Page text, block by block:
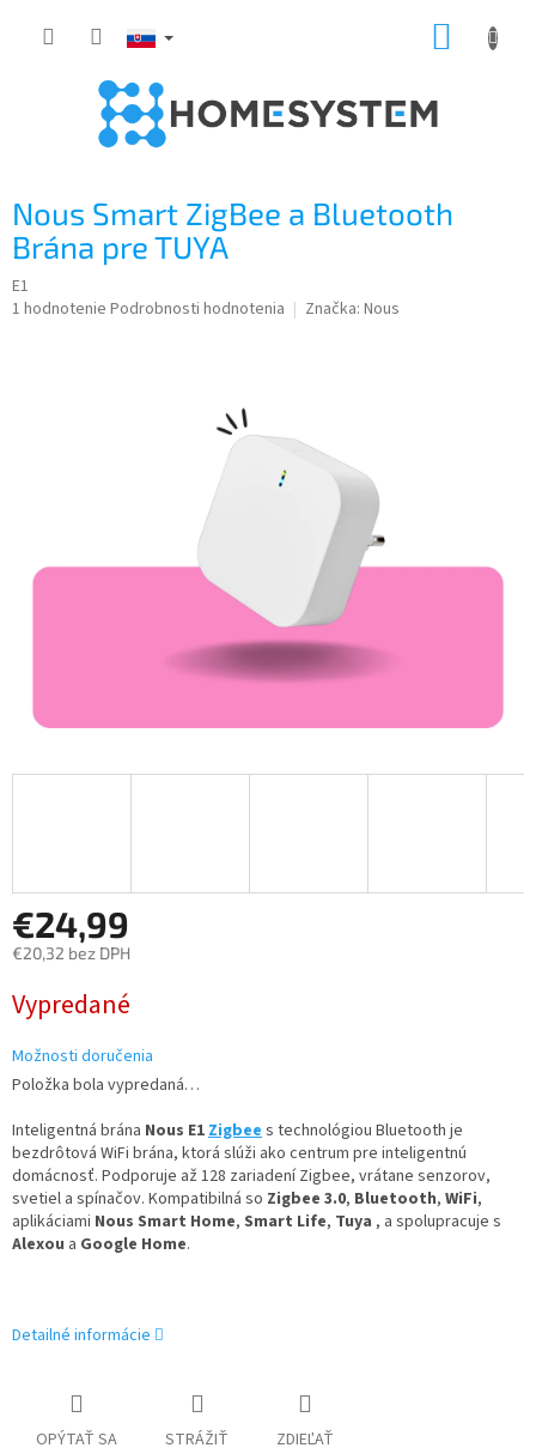
Nous Smart ZigBee a Bluetooth
Brána pre TUYA
E1
Priemerné
1 hodnotenie Podrobnosti hodnotenia Značka: Nous
€24,99
€20,32 bez DPH
cena:
Vypredané
Možnosti doručenia
Položka bola vypredaná…
Inteligentná brána Nous E1Zigbees technológiou Bluetooth je
bezdrôtová WiFi brána, ktorá slúži ako centrum pre inteligentnú
domácnosť. Podporuje až 128 zariadení Zigbee, vrátane senzorov,
svetiel a spínačov. Kompatibilná so Zigbee 3.0, Bluetooth, WiFi,
aplikáciami Nous Smart Home, Smart Life, Tuya , a spolupracuje s
Alexou a Google Home.
Detailné informácie
OPÝTAŤ SA STRÁŽIŤ ZDIEĽAŤ